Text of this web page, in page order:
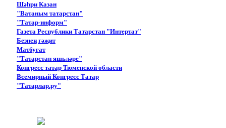
Шәһри Казан
"Ватаным татарстан"
"Татар-информ"
Газета Республики Татарстан "Интертат"
Безнең гәҗит
Матбугат
"Татарстан яшьләре"
Конгресс татар Тюменской области
Всемирный Конгресс Татар
"Татарлар.ру"